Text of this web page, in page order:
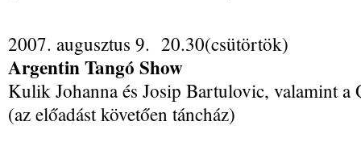
2007. augusztus 9. 20.30(csütörtök)
Argentin Tangó Show
Kulik Johanna és Josip Bartulovic, valamint a
(az előadást követően táncház)